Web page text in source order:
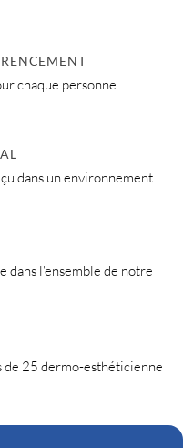
chaque personne
dans un environnement
dans l'ensemble de notre
25 dermo-esthéticienne